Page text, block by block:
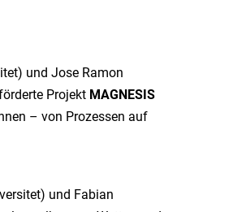
und Jose Ramon
Projekt MAGNESIS
– von Prozessen auf
und Fabian